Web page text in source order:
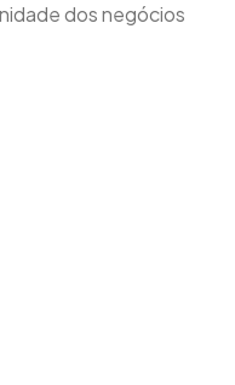
dos negócios